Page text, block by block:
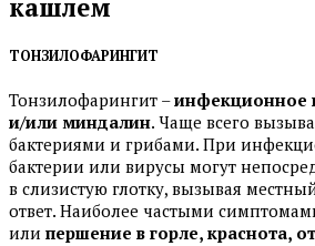
кашлем
ТОНЗИЛОФАРИНГИТ
Тонзилофарингит –инфекционное
и/или миндалин. Чаще всего
бактериями и грибами. При
бактерии или вирусы могут
в слизистую глотку, вызывая
ответ. Наиболее частыми
или першение в горле, краснота,